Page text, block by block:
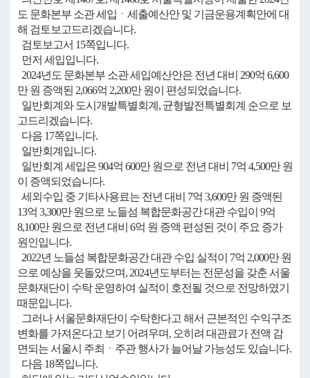
도 문화본부 소관 세입ㆍ세출예산안 및 기금운용계획안에 대
해 검토보고드리겠습니다.
검토보고서 15쪽입니다.
먼저 세입입니다.
2024년도 문화본부 소관 세입예산안은 전년 대비 290억 6,600
만 원 증액된 2,066억 2,200만 원이 편성되었습니다.
일반회계와 도시개발특별회계, 균형발전특별회계 순으로 보
고드리겠습니다.
다음 17쪽입니다.
일반회계입니다.
일반회계 세입은 904억 600만 원으로 전년 대비 7억 4,500만 원
이 증액되었습니다.
세외수입 중 기타사용료는 전년 대비 7억 3,600만 원 증액된
13억 3,300만 원으로 노들섬 복합문화공간 대관 수입이 9억
8,100만 원으로 전년 대비 6억 원 증액 편성된 것이 주요 증가
원인입니다.
2022년 노들섬 복합문화공간 대관 수입 실적이 7억 2,000만 원
으로 예상을 웃돌았으며, 2024년도부터는 전문성을 갖춘 서울
문화재단이 수탁 운영하여 실적이 호전될 것으로 전망하였기
때문입니다.
그러나 서울문화재단이 수탁한다고 해서 근본적인 수익구조
변화를 가져온다고 보기 어려우며, 오히려 대관료가 전액 감
면되는 서울시 주최ㆍ주관 행사가 늘어날 가능성도 있습니다.
다음 18쪽입니다.